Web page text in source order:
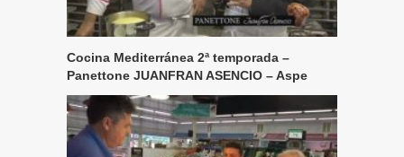
Cocina Mediterránea 2ª temporada –
Panettone JUANFRAN ASENCIO – Aspe